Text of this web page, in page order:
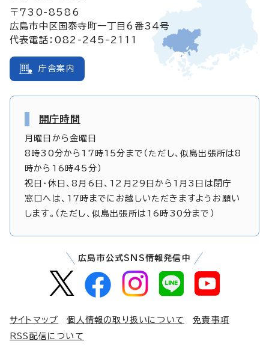
〒730-8586
広島市中区国泰寺町一丁目6番34号
代表電話：082-245-2111
庁舎案内
開庁時間
月曜日から金曜日
8時30分から17時15分まで（ただし、似島出張所は8
時から16時45分）
祝日・休日、8月6日、12月29日から1月3日は閉庁
窓口へは、17時までにお越しいただきますようお願い
します。（ただし、似島出張所は16時30分まで）
広島市公式SNS情報発信中
サイトマップ 個人情報の取り扱いについて
免責事項
RSS配信について